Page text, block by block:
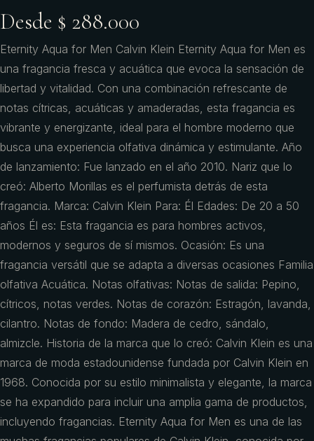
Desde $ 288.000
Eternity Aqua for Men Calvin Klein Eternity Aqua for Men es
una fragancia fresca y acuática que evoca la sensación de
libertad y vitalidad. Con una combinación refrescante de
notas cítricas, acuáticas y amaderadas, esta fragancia es
vibrante y energizante, ideal para el hombre moderno que
busca una experiencia olfativa dinámica y estimulante. Año
de lanzamiento: Fue lanzado en el año 2010. Nariz que lo
creó: Alberto Morillas es el perfumista detrás de esta
fragancia. Marca: Calvin Klein Para: Él Edades: De 20 a 50
años Él es: Esta fragancia es para hombres activos,
modernos y seguros de sí mismos. Ocasión: Es una
fragancia versátil que se adapta a diversas ocasiones Familia
olfativa Acuática. Notas olfativas: Notas de salida: Pepino,
cítricos, notas verdes. Notas de corazón: Estragón, lavanda,
cilantro. Notas de fondo: Madera de cedro, sándalo,
almizcle. Historia de la marca que lo creó: Calvin Klein es una
marca de moda estadounidense fundada por Calvin Klein en
1968. Conocida por su estilo minimalista y elegante, la marca
se ha expandido para incluir una amplia gama de productos,
incluyendo fragancias. Eternity Aqua for Men es una de las